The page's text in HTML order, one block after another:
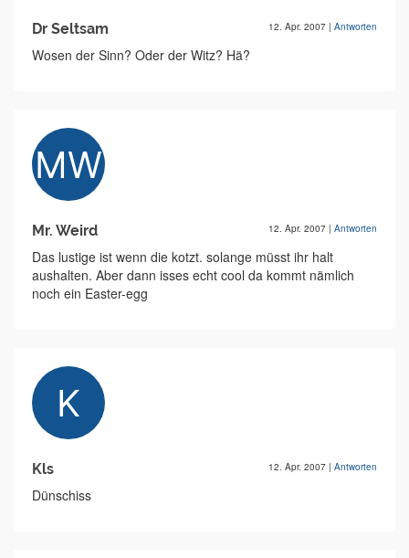
Dr Seltsam 12. Apr. 2007 | Antworten
Wosen der Sinn? Oder der Witz? Hä?
Mr. Weird 12. Apr. 2007 | Antworten
Das lustige ist wenn die kotzt. solange müsst ihr halt
aushalten. Aber dann isses echt cool da kommt nämlich
noch ein Easter-egg
Kls 12. Apr. 2007 | Antworten
Dünschiss